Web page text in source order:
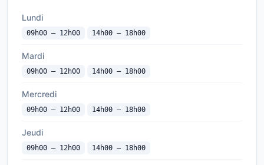
Lundi
09h00 — 12h00 14h00 — 18h00
Mardi
09h00 — 12h00 14h00 — 18h00
Mercredi
09h00 — 12h00 14h00 — 18h00
Jeudi
09h00 — 12h00 14h00 — 18h00